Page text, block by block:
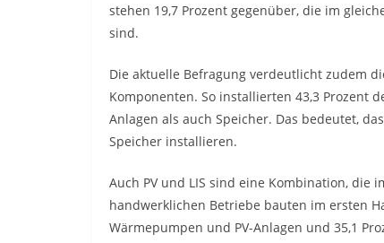
stehen 19,7 Prozent gegenüber, die im
sind.
Die aktuelle Befragung verdeutlicht zudem
Komponenten. So installierten 43,3 Prozent
Anlagen als auch Speicher. Das bedeutet,
Speicher installieren.
Auch PV und LIS sind eine Kombination, die
handwerklichen Betriebe bauten im ersten
Wärmepumpen und PV-Anlagen und 35,1